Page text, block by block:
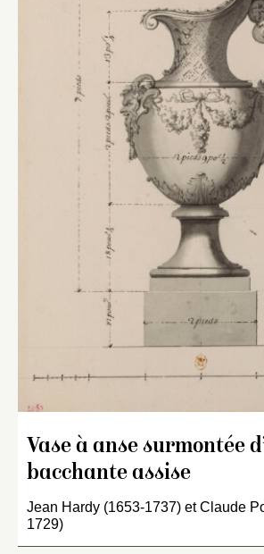
Vase à anse surmontée
bacchante assise
Jean Hardy (1653-1737) et Claude
1729)